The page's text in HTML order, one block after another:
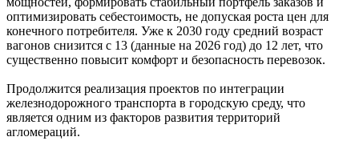
оптимизировать себестоимость, не допуская роста цен для
конечного потребителя. Уже к 2030 году средний возраст
вагонов снизится с 13 (данные на 2026 год) до 12 лет, что
существенно повысит комфорт и безопасность перевозок.
Продолжится реализация проектов по интеграции
железнодорожного транспорта в городскую среду, что
является одним из факторов развития территорий
агломераций.